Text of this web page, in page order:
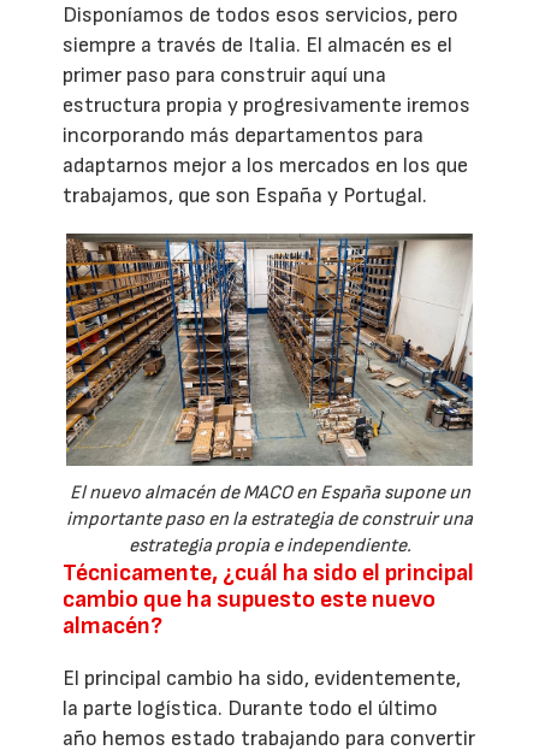
Disponíamos de todos esos servicios, pero
siempre a través de Italia. El almacén es el
primer paso para construir aquí una
estructura propia y progresivamente iremos
incorporando más departamentos para
adaptarnos mejor a los mercados en los que
trabajamos, que son España y Portugal.
El nuevo almacén de MACO en España supone un
importante paso en la estrategia de construir una
estrategia propia e independiente.
Técnicamente, ¿cuál ha sido el principal
cambio que ha supuesto este nuevo
almacén?
El principal cambio ha sido, evidentemente,
la parte logística. Durante todo el último
año hemos estado trabajando para convertir